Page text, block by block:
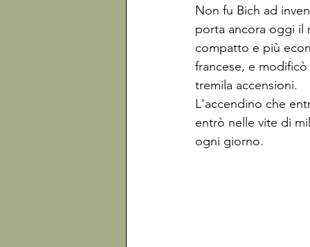
Non fu Bich ad
porta ancora oggi il
compatto e più
francese, e
tremila accensioni.
L'accendino che
entrò nelle vite di
ogni giorno.